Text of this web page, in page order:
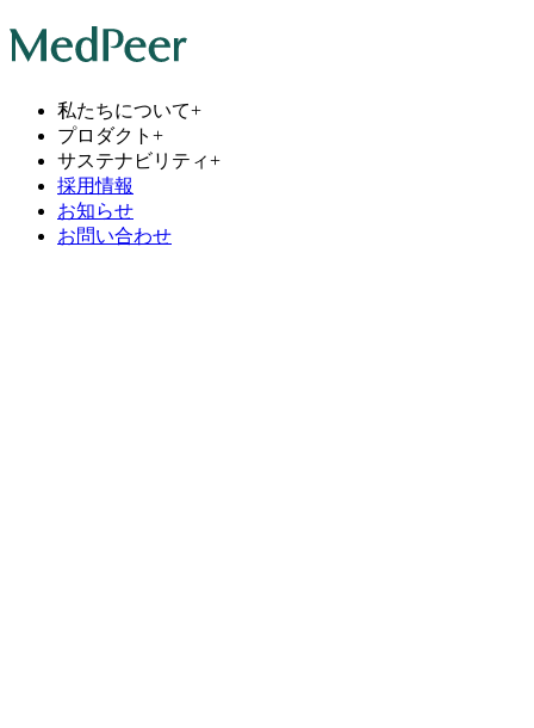
私たちについて+
プロダクト +
サステナビリティ+
採用情報
お知らせ
お問い合わせ